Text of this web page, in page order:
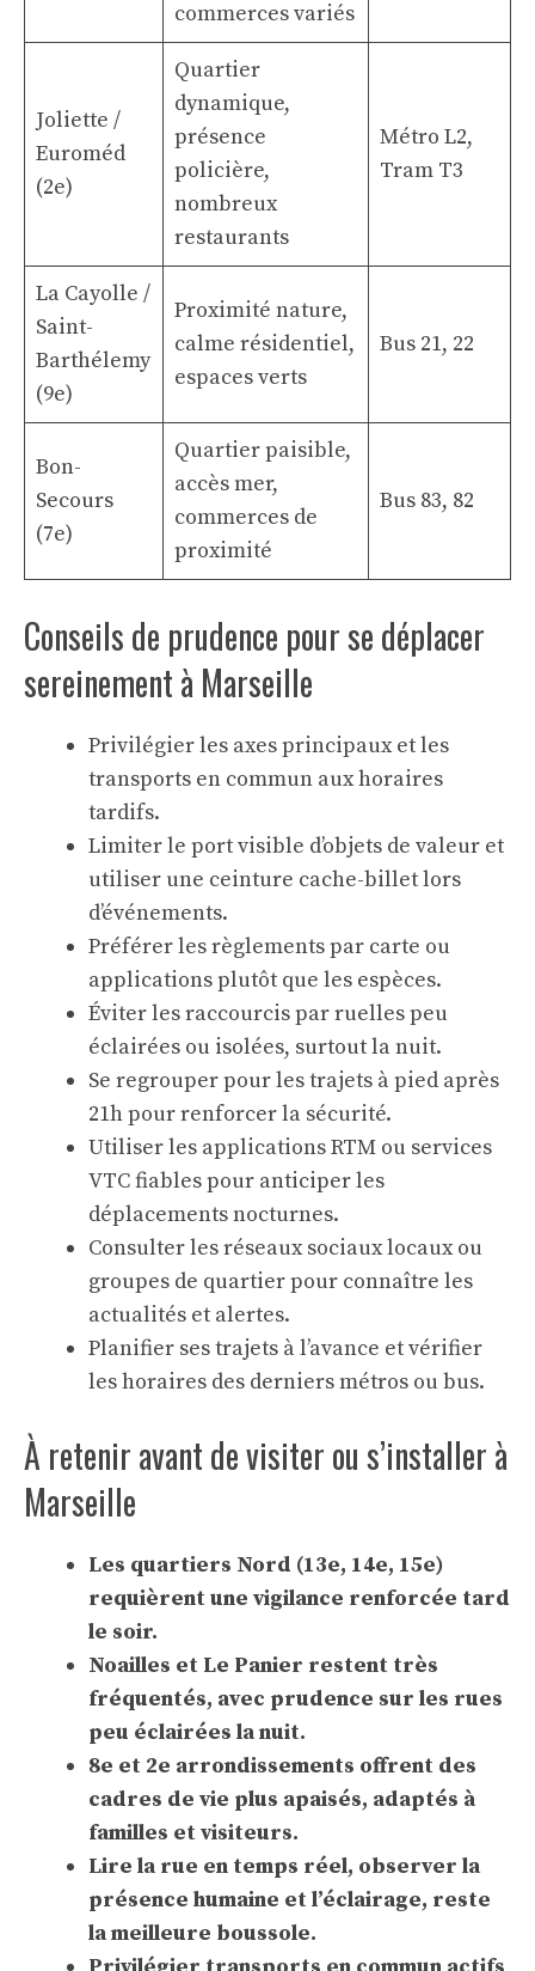
commerces variés
Joliette /
Euroméd
(2e)
Quartier
dynamique,
présence
policière,
nombreux
restaurants
Métro L2,
Tram T3
La Cayolle /
Saint-
Barthélemy
(9e)
Proximité nature,
calme résidentiel,
espaces verts
Bus 21, 22
Bon-
Secours
(7e)
Quartier paisible,
accès mer,
commerces de
proximité
Bus 83, 82
Conseils de prudence pour se déplacer
sereinement à Marseille
Privilégier les axes principaux et les
transports en commun aux horaires
tardifs.
Limiter le port visible d’objets de valeur et
utiliser une ceinture cache-billet lors
d’événements.
Préférer les règlements par carte ou
applications plutôt que les espèces.
Éviter les raccourcis par ruelles peu
éclairées ou isolées, surtout la nuit.
Se regrouper pour les trajets à pied après
21h pour renforcer la sécurité.
Utiliser les applications RTM ou services
VTC fiables pour anticiper les
déplacements nocturnes.
Consulter les réseaux sociaux locaux ou
groupes de quartier pour connaître les
actualités et alertes.
Planifier ses trajets à l’avance et vérifier
les horaires des derniers métros ou bus.
À retenir avant de visiter ou s’installer à
Marseille
Les quartiers Nord (13e, 14e, 15e)
requièrent une vigilance renforcée tard
le soir.
Noailles et Le Panier restent très
fréquentés, avec prudence sur les rues
peu éclairées la nuit.
8e et 2e arrondissements offrent des
cadres de vie plus apaisés, adaptés à
familles et visiteurs.
Lire la rue en temps réel, observer la
présence humaine et l’éclairage, reste
la meilleure boussole.